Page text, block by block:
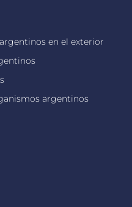
en el exterior
argentinos